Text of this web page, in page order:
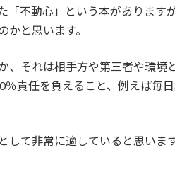
不動心」という本があります
かと思います。
それは相手方や第三者や環
責任を負えること、例えば毎
て非常に適していると思います